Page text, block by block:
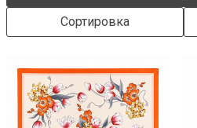
Сортировка